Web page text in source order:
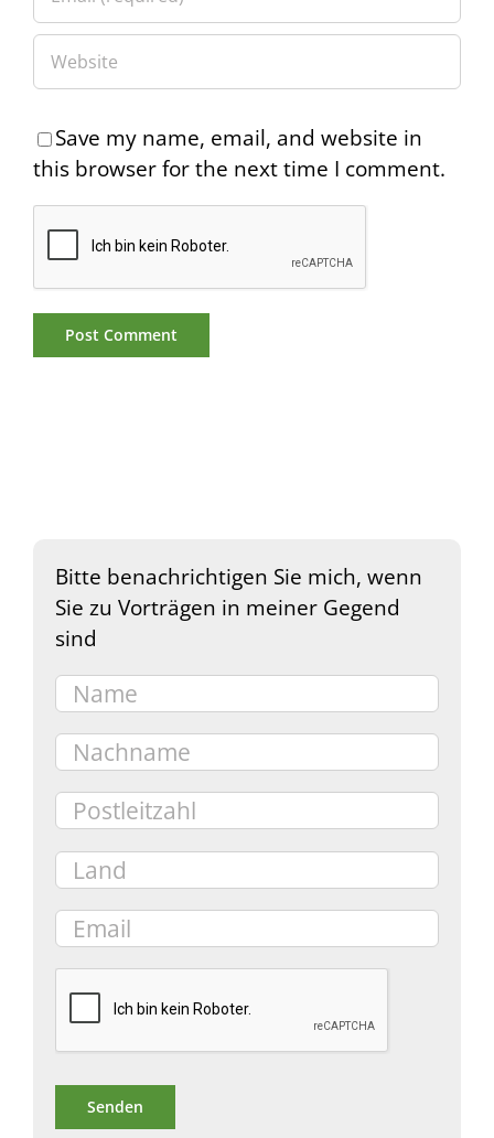
Save my name, email, and website in
this browser for the next time I comment.
Bitte benachrichtigen Sie mich, wenn
Sie zu Vorträgen in meiner Gegend
sind